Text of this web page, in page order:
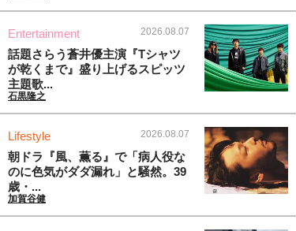
Entertainment 2026.08.07
話題さらう蒼井優主演『Tシャツ
が乾くまで』盛り上げるスピッツ
主題歌...
石黒隆之
Lifestyle 2026.08.07
朝ドラ『風、薫る』で「病人役な
のに色気がダダ漏れ」と騒然。39
歳・...
加賀谷健